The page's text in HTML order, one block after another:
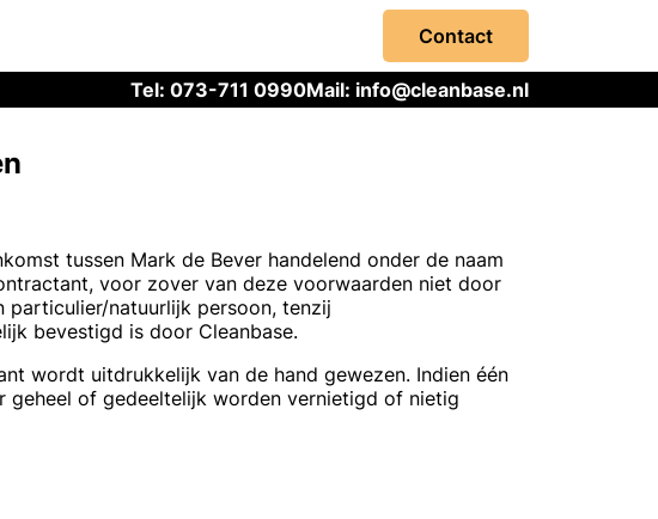
Contact
Tel: 073-711 0990Mail: info@cleanbase.nl
tussen Mark de Bever handelend onder de naam
voor zover van deze voorwaarden niet door
natuurlijk persoon, tenzij
bevestigd is door Cleanbase.
wordt uitdrukkelijk van de hand gewezen. Indien één
geheel of gedeeltelijk worden vernietigd of nietig